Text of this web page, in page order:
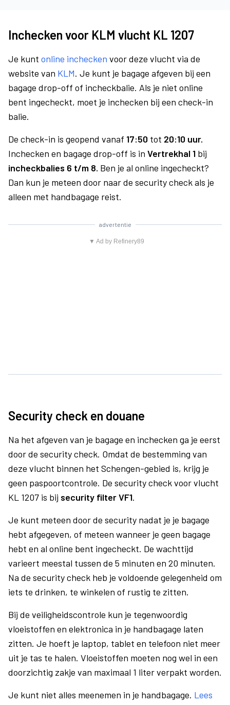
Inchecken voor KLM vlucht KL 1207
Je kunt online inchecken voor deze vlucht via de
website van KLM. Je kunt je bagage afgeven bij een
bagage drop-off of incheckbalie. Als je niet online
bent ingecheckt, moet je inchecken bij een check-in
balie.
De check-in is geopend vanaf 17:50 tot 20:10 uur.
Inchecken en bagage drop-off is in Vertrekhal 1 bij
incheckbalies 6 t/m 8. Ben je al online ingecheckt?
Dan kun je meteen door naar de security check als je
alleen met handbagage reist.
advertentie
▼ Ad by Refinery89
Security check en douane
Na het afgeven van je bagage en inchecken ga je eerst
door de security check. Omdat de bestemming van
deze vlucht binnen het Schengen-gebied is, krijg je
geen paspoortcontrole. De security check voor vlucht
KL 1207 is bij security filter VF1.
Je kunt meteen door de security nadat je je bagage
hebt afgegeven, of meteen wanneer je geen bagage
hebt en al online bent ingecheckt. De wachttijd
varieert meestal tussen de 5 minuten en 20 minuten.
Na de security check heb je voldoende gelegenheid om
iets te drinken, te winkelen of rustig te zitten.
Bij de veiligheidscontrole kun je tegenwoordig
vloeistoffen en elektronica in je handbagage laten
zitten. Je hoeft je laptop, tablet en telefoon niet meer
uit je tas te halen. Vloeistoffen moeten nog wel in een
doorzichtig zakje van maximaal 1 liter verpakt worden.
Je kunt niet alles meenemen in je handbagage. Lees